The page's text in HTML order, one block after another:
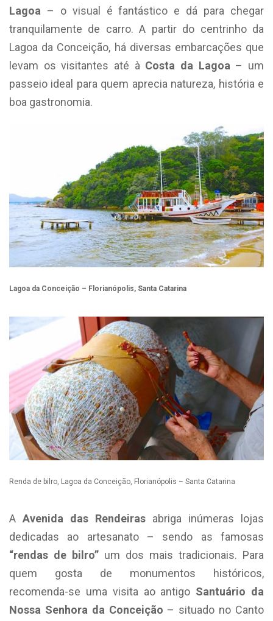
Lagoa – o visual é fantástico e dá para chegar
tranquilamente de carro. A partir do centrinho da
Lagoa da Conceição, há diversas embarcações que
levam os visitantes até à Costa da Lagoa– um
passeio ideal para quem aprecia natureza, história e
boa gastronomia.
Lagoa da Conceição – Florianópolis, Santa Catarina
Renda de bilro, Lagoa da Conceição, Florianópolis – Santa Catarina
A Avenida das Rendeiras abriga inúmeras lojas
dedicadas ao artesanato – sendo as famosas
“rendas de bilro” um dos mais tradicionais. Para
quem gosta de monumentos históricos,
recomenda-se uma visita ao antigo Santuário da
Nossa Senhora da Conceição – situado no Canto